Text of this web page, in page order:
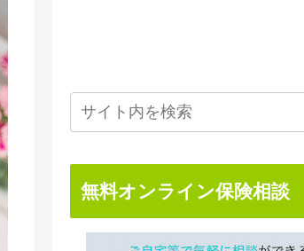
無料オンライン保険相談